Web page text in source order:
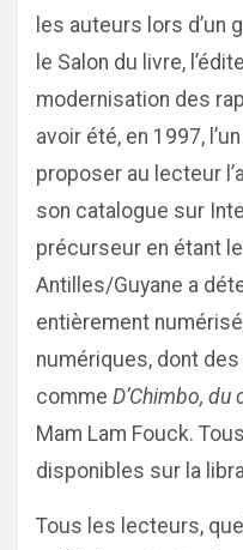
les auteurs lors d’un
le Salon du livre,
modernisation des
avoir été, en 1997,
proposer au lecteur
son catalogue sur
précurseur en étant
Antilles/Guyane a
entièrement
numériques, dont
comme D’Chimbo, du
Mam Lam Fouck.
disponibles sur la
Tous les lecteurs,